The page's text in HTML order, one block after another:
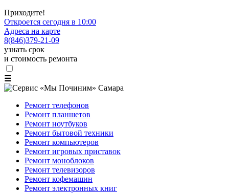
Приходите!
Откроется сегодня в 10:00
Адреса на карте
8(846)379-21-09
узнать срок
и стоимость ремонта
☰
Ремонт телефонов
Ремонт планшетов
Ремонт ноутбуков
Ремонт бытовой техники
Ремонт компьютеров
Ремонт игровых приставок
Ремонт моноблоков
Ремонт телевизоров
Ремонт кофемашин
Ремонт электронных книг